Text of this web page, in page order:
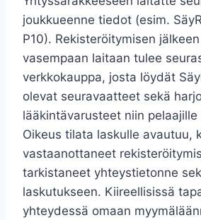
joukkueenne tiedot (esim.
P10). Rekisteröitymisen
vasempaan laitaan tulee
verkkokauppa, josta löydät
olevat seuravaatteet sekä
lääkintävarusteet niin
Oikeus tilata laskulle avautuu,
vastaanottaneet
tarkistaneet yhteystietonne
laskutukseen. Kiireellisissä
yhteydessä omaan